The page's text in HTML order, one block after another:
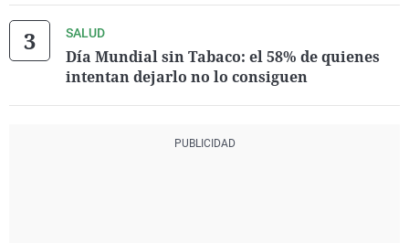
SALUD
Día Mundial sin Tabaco: el 58% de quienes
intentan dejarlo no lo consiguen